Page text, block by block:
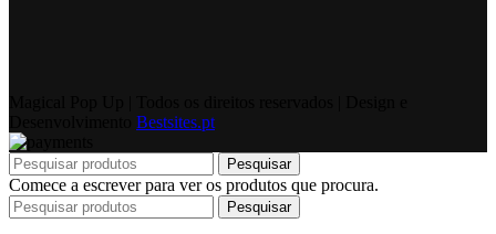
Bestsites.pt
Pesquisar
Comece a escrever para ver os produtos que procura.
Pesquisar